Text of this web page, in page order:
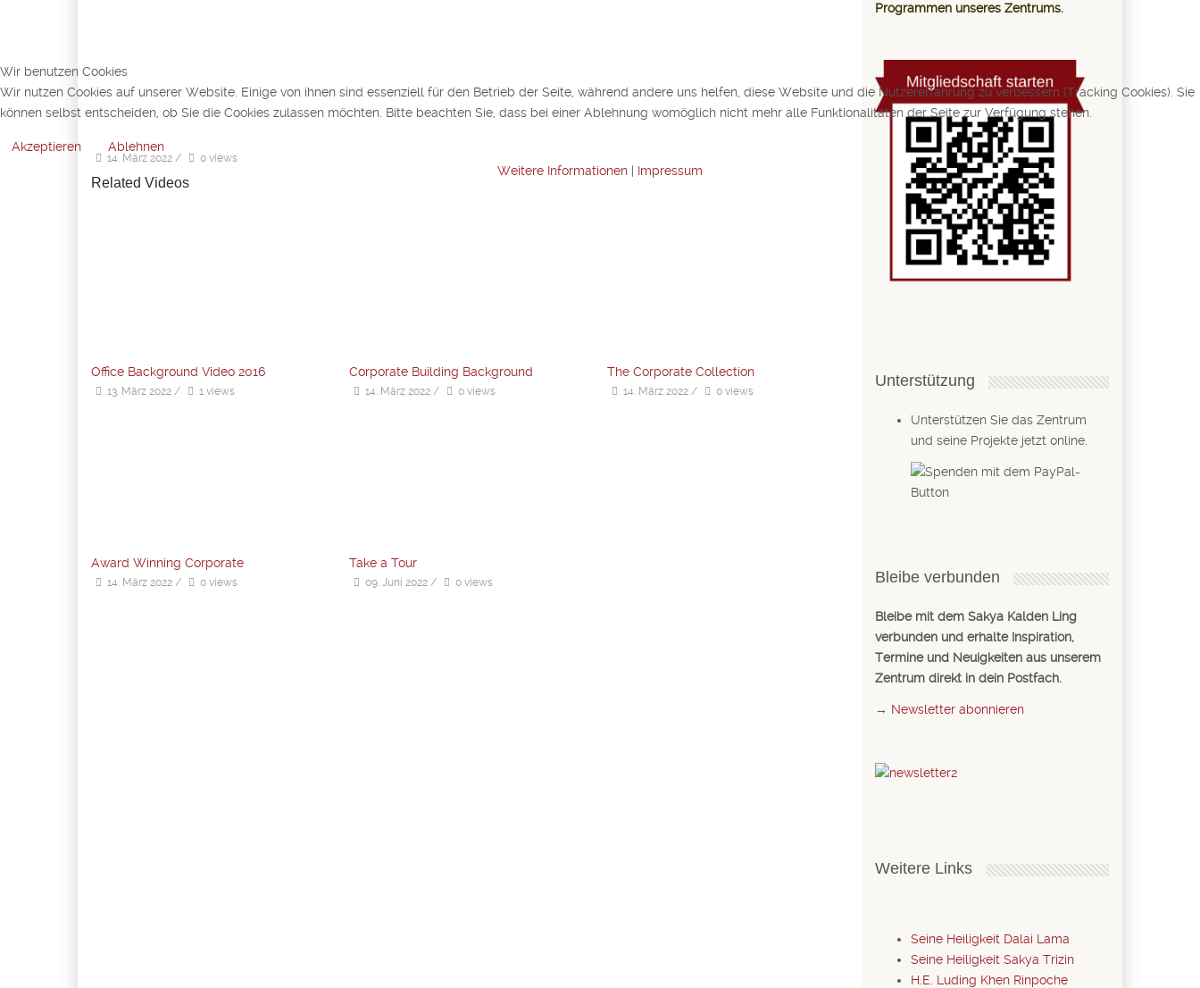
14. März 2022/ 0 views
Related Videos
Office Background Video 2016
13. März 2022/ 1 views
Corporate Building Background
14. März 2022 / 0 views
The Corporate Collection
14. März 2022 / 0 views
Award Winning Corporate
14. März 2022/ 0 views
Take a Tour
09. Juni 2022 / 0 views
Programmen unseres Zentrums.
Unterstützung
Unterstützen Sie das Zentrum
und seine Projekte jetzt online.
Bleibe verbunden
Bleibe mit dem Sakya Kalden Ling
verbunden und erhalte Inspiration,
Termine und Neuigkeiten aus unserem
Zentrum direkt in dein Postfach.
→ Newsletter abonnieren
Weitere Links
Seine Heiligkeit Dalai Lama
Seine Heiligkeit Sakya Trizin
H.E. Luding Khen Rinpoche
Wir benutzen Cookies
Wir nutzen Cookies auf unserer Website. Einige von ihnen sind essenziell für den Betrieb der Seite, während andere uns helfen, diese Website und die Nutzererfahrung zu verbessern (Tracking Cookies). Sie
können selbst entscheiden, ob Sie die Cookies zulassen möchten. Bitte beachten Sie, dass bei einer Ablehnung womöglich nicht mehr alle Funktionalitäten der Seite zur Verfügung stehen.
Akzeptieren
Ablehnen
Weitere Informationen
Impressum